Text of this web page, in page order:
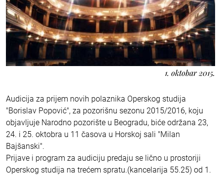
1. oktobar 2015.
Audicija za prijem novih polaznika Operskog studija
"Borislav Popović", za pozorišnu sezonu 2015/2016, koju
objavljuje Narodno pozorište u Beogradu, biće održana 23,
24. i 25. oktobra u 11 časova u Horskoj sali "Milan
Bajšanski".
Prijave i program za audiciju predaju se lično u prostoriji
Operskog studija na trećem spratu.(kancelarija 55.25) od 1.